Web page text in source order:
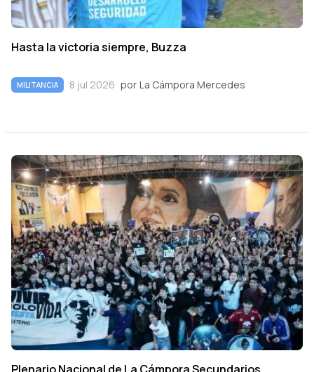
Hasta la victoria siempre, Buzza
MILITANCIA 8 jul 2026 por La Cámpora Mercedes
Plenario Nacional de La Cámpora Secundarios